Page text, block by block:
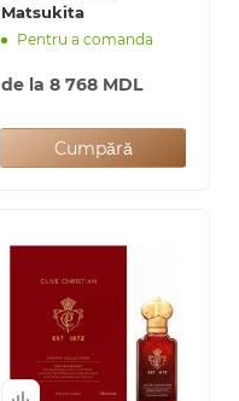
Matsukita
Pentru a comanda
de la 8 768 MDL
Cumpără